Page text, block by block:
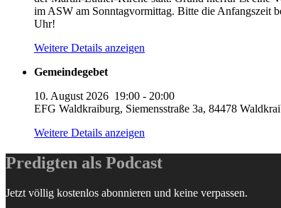
im ASW am Sonntagvormittag. Bitte die Anfangszeit
Uhr!
Weitere Details anzeigen
Gemeindegebet
10. August 2026 19:00 - 20:00
EFG Waldkraiburg, Siemensstraße 3a, 84478
Weitere Details anzeigen
Predigten als Podcast
Jetzt völlig kostenlos abonnieren und keine verpassen.